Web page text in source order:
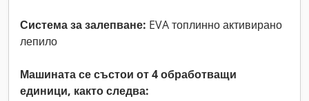
Система за залепване: EVA топлинно активирано
лепило
Машината се състои от 4 обработващи
единици, както следва: